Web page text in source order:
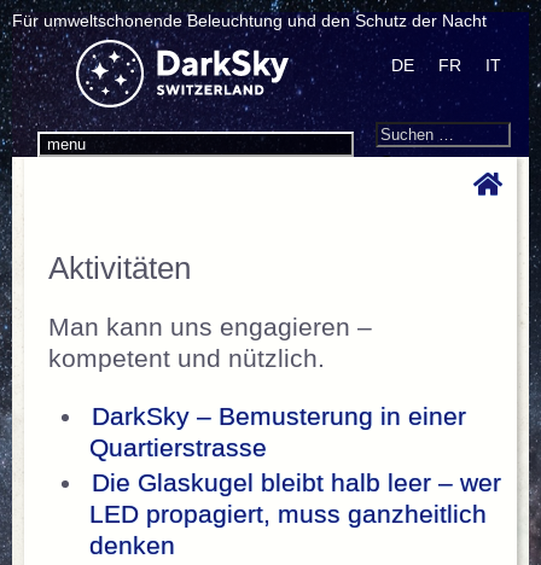
Für umweltschonende Beleuchtung und den Schutz der Nacht
menu
DE FR IT
Search
Suchen
Aktivitäten
Man kann uns engagieren –
kompetent und nützlich.
DarkSky – Bemusterung in einer
Quartierstrasse
Die Glaskugel bleibt halb leer – wer
LED propagiert, muss ganzheitlich
denken